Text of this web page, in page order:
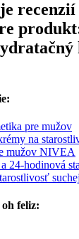
pre mužov
na
mužov NIVEA
24-hodinová
feliz: